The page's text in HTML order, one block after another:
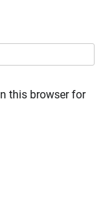
this browser for